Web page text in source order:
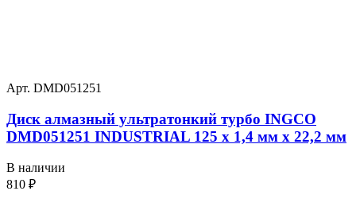
Арт. DMD051251
Диск алмазный ультратонкий турбо INGCO
DMD051251 INDUSTRIAL 125 х 1,4 мм x 22,2 мм
В наличии
810 ₽